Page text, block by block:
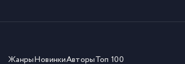
ЖанрыНовинкиАвторыТоп 100